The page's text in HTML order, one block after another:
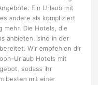
Ein Urlaub mit
andere als kompliziert
mehr. Die Hotels, die
anbieten, sind in der
Wir empfehlen dir
Urlaub Hotels mit
sodass ihr
besten mit einer